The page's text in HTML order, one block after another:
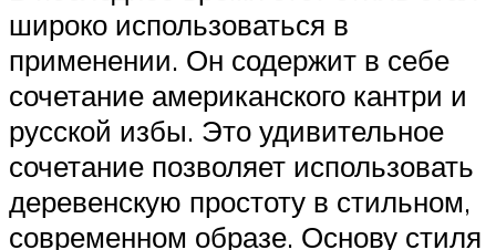
широко использоваться в
применении. Он содержит в себе
сочетание американского кантри и
русской избы. Это удивительное
сочетание позволяет использовать
деревенскую простоту в стильном,
современном образе. Основу стиля